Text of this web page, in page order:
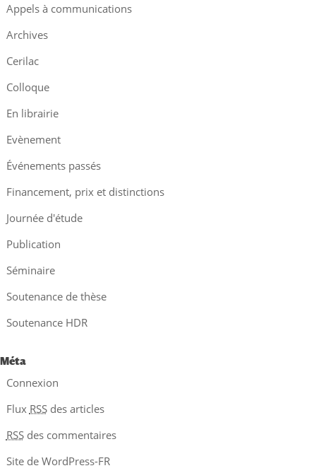
Appels à communications
Archives
Cerilac
Colloque
En librairie
Evènement
Événements passés
Financement, prix et distinctions
Journée d'étude
Publication
Séminaire
Soutenance de thèse
Soutenance HDR
Méta
Connexion
Flux RSSdes articles
RSSdes commentaires
Site de WordPress-FR